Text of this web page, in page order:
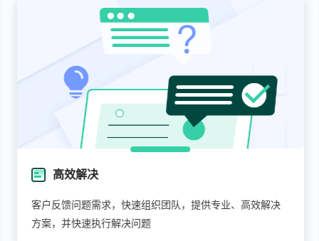
专业沟通
专属服务管家1V1 专业服务团队配置